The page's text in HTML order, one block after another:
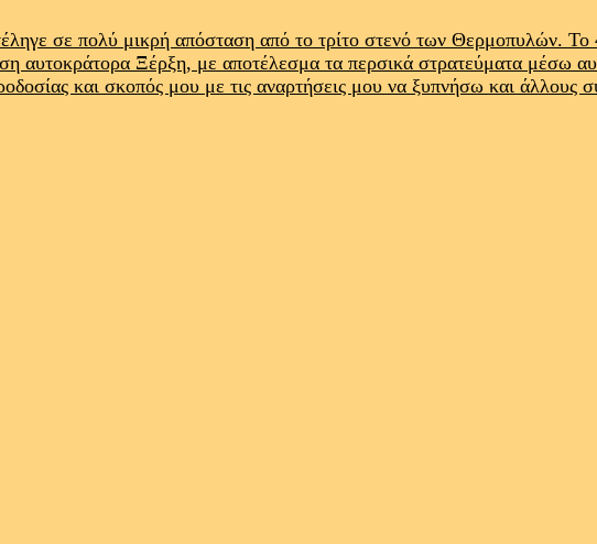
σε πολύ μικρή απόσταση από το τρίτο στενό των Θερμοπυλών.
αυτοκράτορα Ξέρξη, με αποτέλεσμα τα περσικά στρατεύματα μέσω
και σκοπός μου με τις αναρτήσεις μου να ξυπνήσω και άλλους